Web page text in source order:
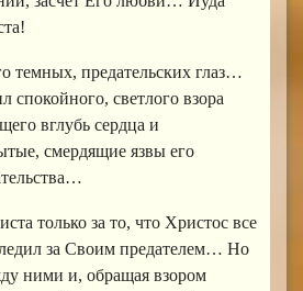
темных, предательских глаз…
спокойного, светлого взора
вглубь сердца и
смердящие язвы его
только за то, что Христос все
за Своим предателем… Но
ними и, обращая взором